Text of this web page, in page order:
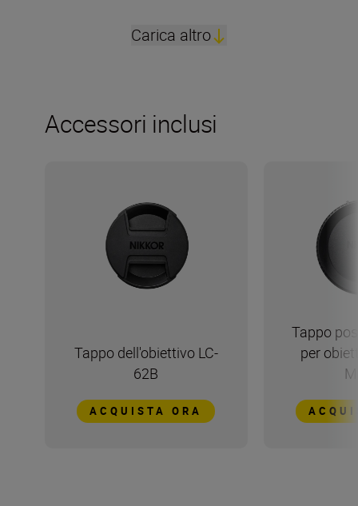
Carica altro
Accessori inclusi
Tappo dell'obiettivo LC-
62B
ACQUISTA ORA
Tappo
per